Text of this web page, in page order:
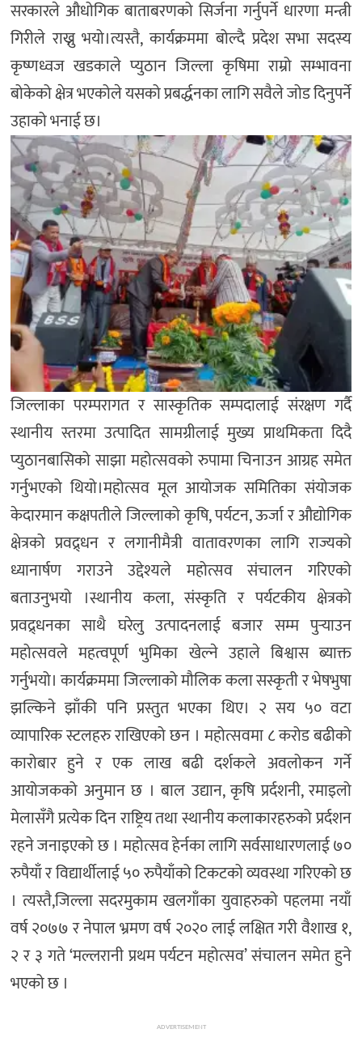
सरकारले औधोगिक बाताबरणको सिर्जना गर्नुपर्ने धारणा मन्त्री
गिरीले राख्नु भयो।त्यस्तै, कार्यक्रममा बोल्दै प्रदेश सभा सदस्य
कृष्णध्वज खडकाले प्युठान जिल्ला कृषिमा राम्रो सम्भावना
बोकेको क्षेत्र भएकोले यसको प्रबर्द्धनका लागि सवैले जोड दिनुपर्ने
उहाको भनाई छ।
जिल्लाका परम्परागत र सास्कृतिक सम्पदालाई संरक्षण गर्दै
स्थानीय स्तरमा उत्पादित सामग्रीलाई मुख्य प्राथमिकता दिदै
प्युठानबासिको साझा महोत्सवको रुपामा चिनाउन आग्रह समेत
गर्नुभएको थियो।महोत्सव मूल आयोजक समितिका संयोजक
केदारमान कक्षपतीले जिल्लाको कृषि, पर्यटन, ऊर्जा र औद्योगिक
क्षेत्रको प्रवद्र्धन र लगानीमैत्री वातावरणका लागि राज्यको
ध्यानार्षण गराउने उद्देश्यले महोत्सव संचालन गरिएको
बताउनुभयो ।स्थानीय कला, संस्कृति र पर्यटकीय क्षेत्रको
प्रवद्र्धनका साथै घरेलु उत्पादनलाई बजार सम्म पुर्‍याउन
महोत्सवले महत्वपूर्ण भुमिका खेल्ने उहाले बिश्वास ब्याक्त
गर्नुभयो। कार्यक्रममा जिल्लाको मौलिक कला सस्कृती र भेषभुषा
झल्किने झाँकी पनि प्रस्तुत भएका थिए। २ सय ५० वटा
व्यापारिक स्टलहरु राखिएको छन । महोत्सवमा ८ करोड बढीको
कारोबार हुने र एक लाख बढी दर्शकले अवलोकन गर्ने
आयोजकको अनुमान छ । बाल उद्यान, कृषि प्रर्दशनी, रमाइलो
मेलासँगै प्रत्येक दिन राष्ट्रिय तथा स्थानीय कलाकारहरुको प्रर्दशन
रहने जनाइएको छ । महोत्सव हेर्नका लागि सर्वसाधारणलाई ७०
रुपैयाँ र विद्यार्थीलाई ५० रुपैयाँको टिकटको व्यवस्था गरिएको छ
। त्यस्तै,जिल्ला सदरमुकाम खलगाँका युवाहरुको पहलमा नयाँ
वर्ष २०७७ र नेपाल भ्रमण वर्ष २०२० लाई लक्षित गरी वैशाख १,
२ र ३ गते ‘मल्लरानी प्रथम पर्यटन महोत्सव’ संचालन समेत हुने
भएको छ ।
ADVERTISEMENT